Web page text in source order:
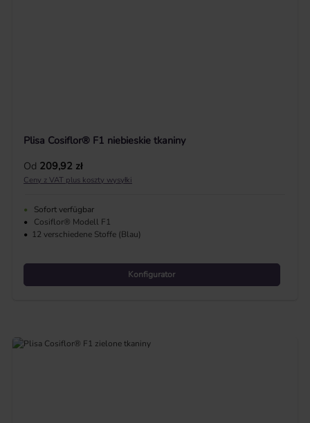
Plisa Cosiflor® F1 niebieskie tkaniny
Cena regularna:
Od 209,92 zł
Ceny z VAT plus koszty wysyłki
•
Sofort verfügbar
•
Cosiflor® Modell F1
• 12 verschiedene Stoffe (Blau)
Konfigurator